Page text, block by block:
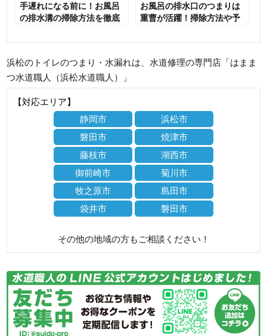
手遅れになる前に！お風呂
の排水溝の掃除方法を徹底
お風呂の排水口のつまりは
重曹が活躍！掃除方法や予
浜松のトイレのつまり・水漏れは、水道修理の専門店「はまま
つ水道職人（浜松水道職人）」
【対応エリア】
静岡市
浜松市
磐田市
焼津市
藤枝市
湖西市
御前崎市
菊川市
牧之原市
島田市
袋井市
磐田市
その他の地域の方もご相談ください！